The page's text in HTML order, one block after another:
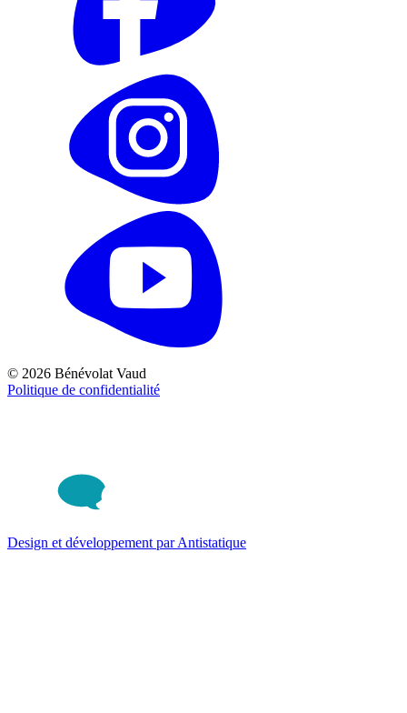
© 2026 Bénévolat Vaud
Politique de confidentialité
Design et développement par Antistatique